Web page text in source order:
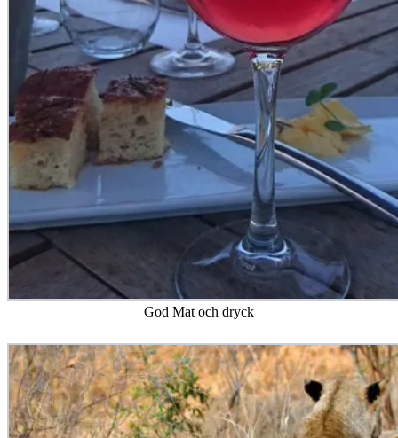
God Mat och dryck